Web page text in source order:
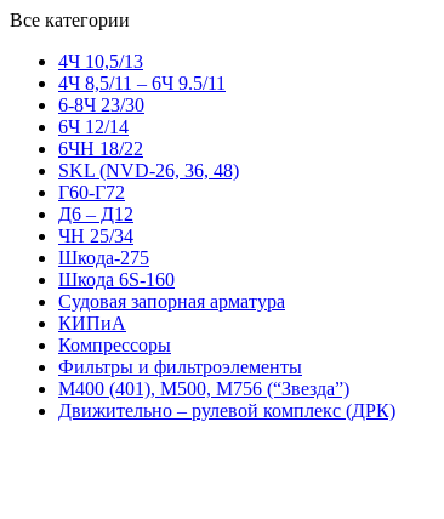
Все категории
4Ч 10,5/13
4Ч 8,5/11 – 6Ч 9.5/11
6-8Ч 23/30
6Ч 12/14
6ЧН 18/22
SKL (NVD-26, 36, 48)
Г60-Г72
Д6 – Д12
ЧН 25/34
Шкода-275
Шкода 6S-160
Судовая запорная арматура
КИПиА
Компрессоры
Фильтры и фильтроэлементы
М400 (401), М500, М756 (“Звезда”)
Движительно – рулевой комплекс (ДРК)